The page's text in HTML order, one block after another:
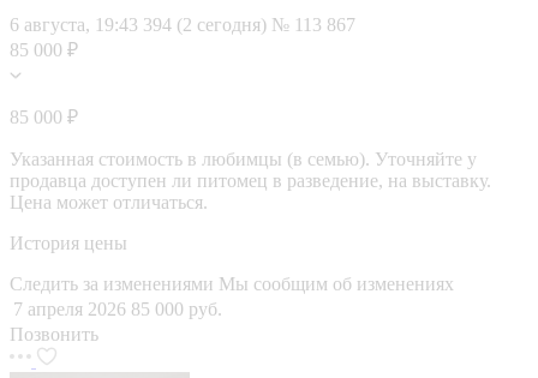
6 августа, 19:43 394 (2 сегодня) № 113 867
85 000 ₽
85 000 ₽
Указанная стоимость в любимцы (в семью). Уточняйте у
продавца доступен ли питомец в разведение, на выставку.
Цена может отличаться.
История цены
Следить за изменениями Мы сообщим об изменениях
7 апреля 2026 85 000 руб.
Позвонить